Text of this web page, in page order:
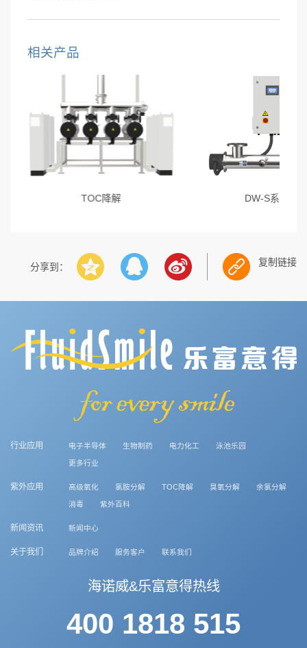
相关产品
TOC降解 DW-S系列
分享到： 复制链接
行业应用 电子半导体 生物制药 电力化工 泳池乐园
更多行业
紫外应用 高级氧化 氯胺分解 TOC降解 臭氧分解 余氯分解
消毒 紫外百科
新闻资讯 新闻中心
关于我们 品牌介绍 服务客户 联系我们
海诺威&乐富意得热线
400 1818 515